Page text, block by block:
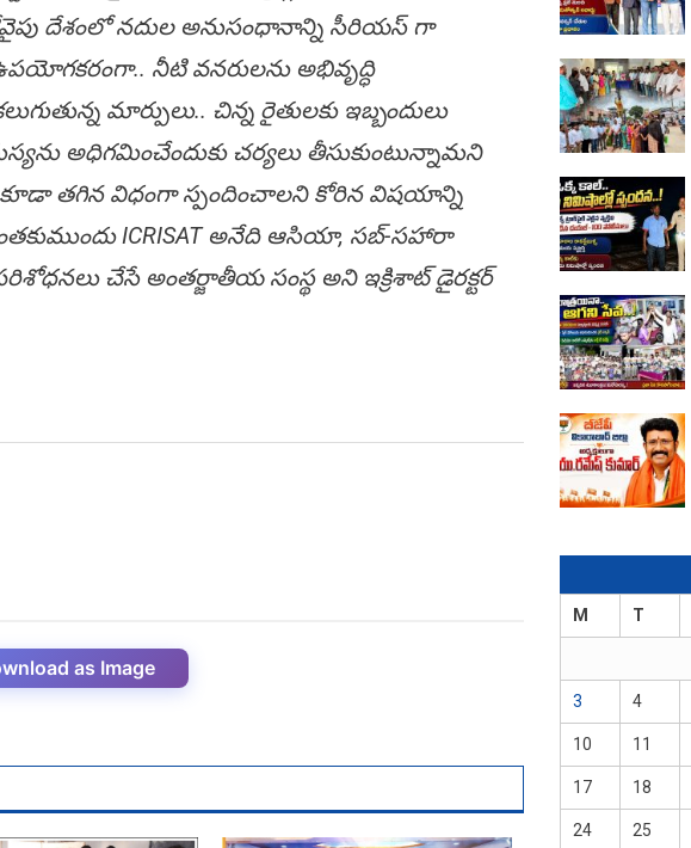
దేశంలో నదుల అనుసంధానాన్ని సీరియస్ గా
నీటి వనరులను అభివృద్ధి
మార్పులు.. చిన్న రైతులకు ఇబ్బందులు
అధిగమించేందుకు చర్యలు తీసుకుంటున్నామని
తగిన విధంగా స్పందించాలని కోరిన విషయాన్ని
ICRISAT అనేది ఆసియా, సబ్-సహారా
చేసే అంతర్జాతీయ సంస్థ అని ఇక్రిశాట్ డైరక్టర్
as Image
M T
3 4
10 11
17 18
24 25